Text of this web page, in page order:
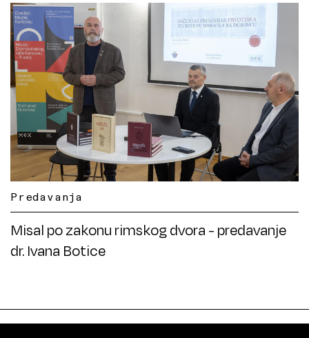
Predavanja
Misal po zakonu rimskog dvora - predavanje
dr. Ivana Botice